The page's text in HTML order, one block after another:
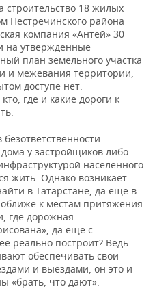
18 жилых
Пестречинского района
компания «Антей» 30
на утвержденные
план земельного участка
и межевания территории,
доступе нет.
где и какие дороги к
у застройщиков либо
населенного
жить. Однако возникает
в Татарстане, да еще в
к местам притяжения
где дорожная
да еще с
реально построит? Ведь
обеспечивать свои
и выездами, он это и
«брать, что дают».